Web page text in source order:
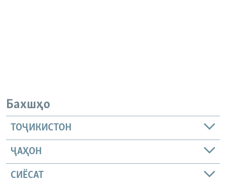
Бахшҳо
ТОҶИКИСТОН
ҶАҲОН
СИЁСАТ